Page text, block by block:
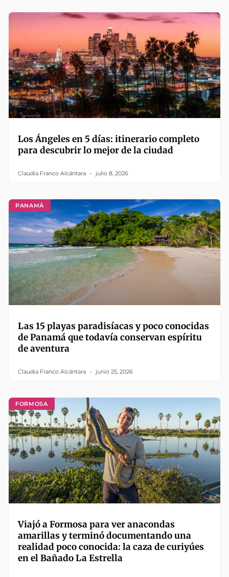
Los Ángeles en 5 días: itinerario completo
para descubrir lo mejor de la ciudad
Claudia Franco Alcántara julio 8, 2026
PANAMÁ
Las 15 playas paradisíacas y poco conocidas
de Panamá que todavía conservan espíritu
de aventura
Claudia Franco Alcántara junio 25, 2026
FORMOSA
Viajó a Formosa para ver anacondas
amarillas y terminó documentando una
realidad poco conocida: la caza de curiyúes
en el Bañado La Estrella